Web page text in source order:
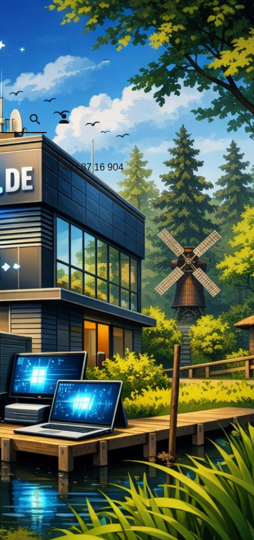
0 35 42 / 87 16 904